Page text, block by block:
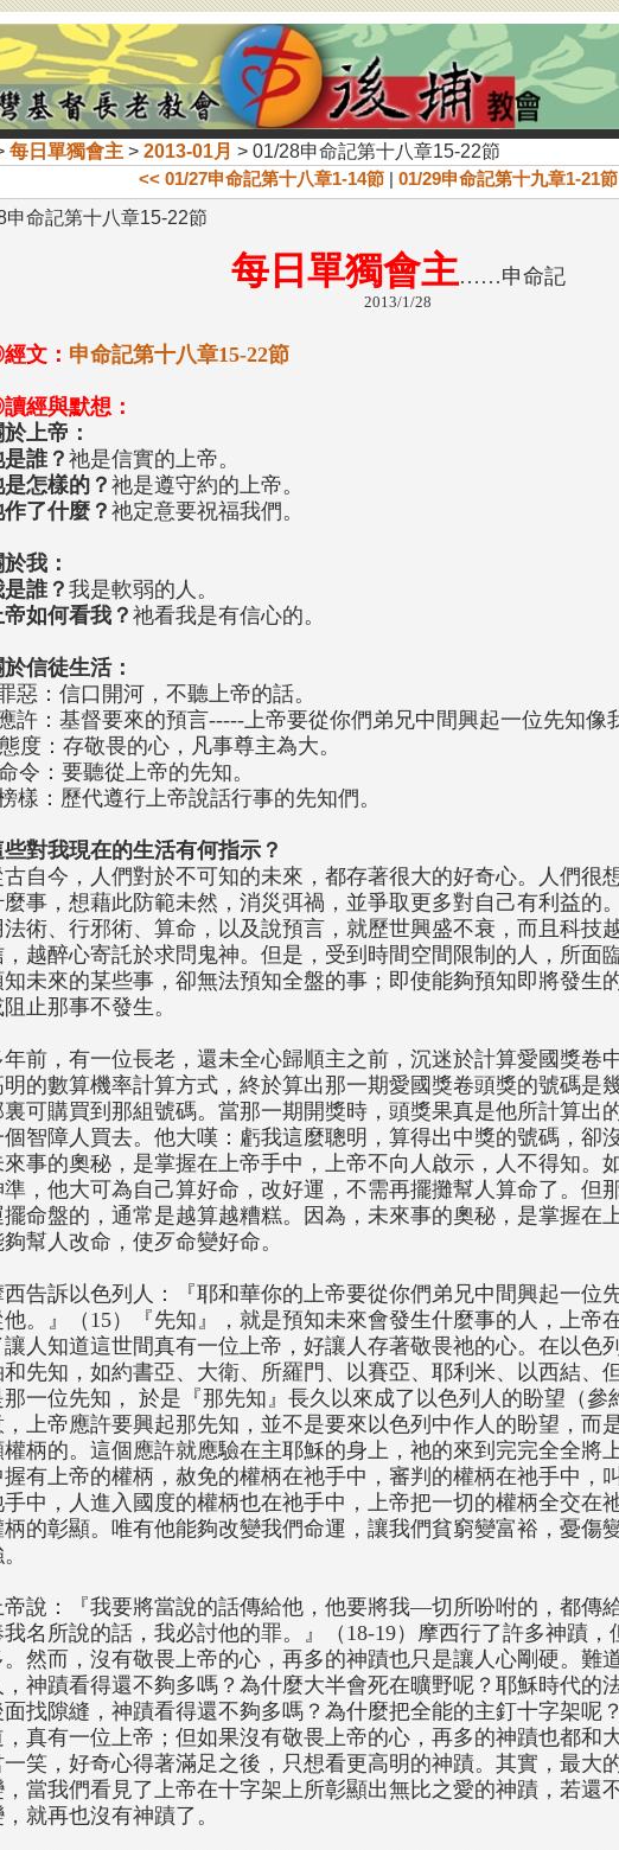
每日單獨會主> 2013-01月 > 01/28申命記第十八章15-22節
<< 01/27申命記第十八章1-14節 | 01/29申命記第十九章1-21
申命記第十八章15-22節
每日單獨會主……申命記
2013/1/28
文： 申命記第十八章15-22節
經與默想：
於上帝：
誰？ 祂是信實的上帝。
怎樣的？祂是遵守約的上帝。
了什麼？祂定意要祝福我們。
於我：
誰？ 我是軟弱的人。
如何看我？ 祂看我是有信心的。
於信徒生活：
惡：信口開河，不聽上帝的話。
許：基督要來的預言-----上帝要從你們弟兄中間興起一位先知像
度：存敬畏的心，凡事尊主為大。
令：要聽從上帝的先知。
樣：歷代遵行上帝說話行事的先知們。
些對我現在的生活有何指示？
古自今，人們對於不可知的未來，都存著很大的好奇心。人們很
麼事，想藉此防範未然，消災弭禍，並爭取更多對自己有利益的
法術、行邪術、算命，以及說預言，就歷世興盛不衰，而且科技
，越醉心寄託於求問鬼神。但是，受到時間空間限制的人，所面
知未來的某些事，卻無法預知全盤的事；即使能夠預知即將發生
止那事不發生。
年前，有一位長老，還未全心歸順主之前，沉迷於計算愛國獎卷
明的數算機率計算方式，終於算出那一期愛國獎卷頭獎的號碼是
裏可購買到那組號碼。當那一期開獎時，頭獎果真是他所計算出
個智障人買去。他大嘆：虧我這麼聰明，算得出中獎的號碼，卻
來事的奧秘，是掌握在上帝手中，上帝不向人啟示，人不得知。
準，他大可為自己算好命，改好運，不需再擺攤幫人算命了。但
擺命盤的，通常是越算越糟糕。因為，未來事的奧秘，是掌握在
幫人改命，使歹命變好命。
西告訴以色列人：『耶和華你的上帝要從你們弟兄中間興起一位
他。』（15）『先知』，就是預知未來會發生什麼事的人，上帝
讓人知道這世間真有一位上帝，好讓人存著敬畏祂的心。在以色
和先知，如約書亞、大衛、所羅門、以賽亞、耶利米、以西結
那一位先知， 於是『那先知』長久以來成了以色列人的盼望（參
，上帝應許要興起那先知，並不是要來以色列中作人的盼望，而
權柄的。這個應許就應驗在主耶穌的身上，祂的來到完完全全將
握有上帝的權柄，赦免的權柄在祂手中，審判的權柄在祂手中，
手中，人進入國度的權柄也在祂手中，上帝把一切的權柄全交在
柄的彰顯。唯有他能夠改變我們命運，讓我們貧窮變富裕，憂傷
帝說：『我要將當說的話傳給他，他要將我—切所吩咐的，都傳
我名所說的話，我必討他的罪。』（18-19）摩西行了許多神蹟，
。然而，沒有敬畏上帝的心，再多的神蹟也只是讓人心剛硬。難
，神蹟看得還不夠多嗎？為什麼大半會死在曠野呢？耶穌時代的
面找隙縫，神蹟看得還不夠多嗎？為什麼把全能的主釘十字架呢
，真有一位上帝；但如果沒有敬畏上帝的心，再多的神蹟也都和
一笑，好奇心得著滿足之後，只想看更高明的神蹟。其實，最大
，當我們看見了上帝在十字架上所彰顯出無比之愛的神蹟，若還
就再也沒有神蹟了。